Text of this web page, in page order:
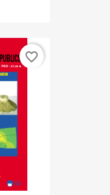
favorite_border